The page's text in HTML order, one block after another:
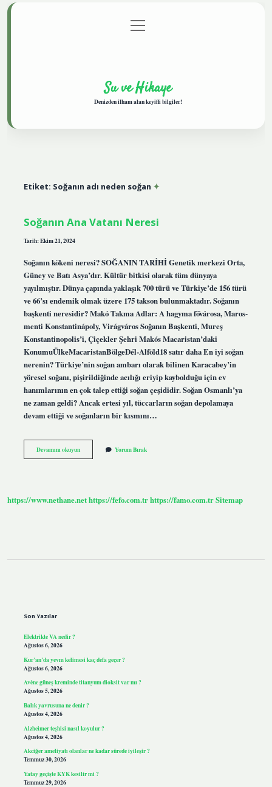
Gizlilik Politikası
menüyü
aç
Su ve Hikaye
Denizden ilham alan keyifli bilgiler!
Etiket: Soğanın adı neden soğan
Soğanın Ana Vatanı Neresi
Tarih: Ekim 21, 2024
Soğanın kökeni neresi? SOĞANIN TARİHİ Genetik merkezi Orta,
Güney ve Batı Asya’dır. Kültür bitkisi olarak tüm dünyaya
yayılmıştır. Dünya çapında yaklaşık 700 türü ve Türkiye’de 156 türü
ve 66’sı endemik olmak üzere 175 takson bulunmaktadır. Soğanın
başkenti neresidir? Makó Takma Adlar: A hagyma fővárosa, Maros-
menti Konstantinápoly, Virágváros Soğanın Başkenti, Mureş
Konstantinopolis’i, Çiçekler Şehri Makós Macaristan’daki
KonumuÜlkeMacaristanBölgeDél-Alföld18 satır daha En iyi soğan
nerenin? Türkiye’nin soğan ambarı olarak bilinen Karacabey’in
yöresel soğanı, pişirildiğinde acılığı eriyip kaybolduğu için ev
hanımlarının en çok talep ettiği soğan çeşididir. Soğan Osmanlı’ya
ne zaman geldi? Ancak ertesi yıl, tüccarların soğan depolamaya
devam ettiği ve soğanların bir kısmını…
Devamını okuyunSoğanın
Ana
Yorum Bırak
https://www.nethane.nethttps://fefo.com.trhttps://famo.com.trSitemap
Son Yazılar
Elektrikte VA nedir ?
Ağustos 6, 2026
Kur’an’da yevm kelimesi kaç defa geçer ?
Ağustos 6, 2026
Avène güneş kreminde titanyum dioksit var mı ?
Ağustos 5, 2026
Balık yavrusuna ne denir ?
Ağustos 4, 2026
Alzheimer teşhisi nasıl koyulur ?
Ağustos 4, 2026
Akciğer ameliyatı olanlar ne kadar sürede iyileşir ?
Temmuz 30, 2026
Yatay geçişte KYK kesilir mi ?
Temmuz 29, 2026